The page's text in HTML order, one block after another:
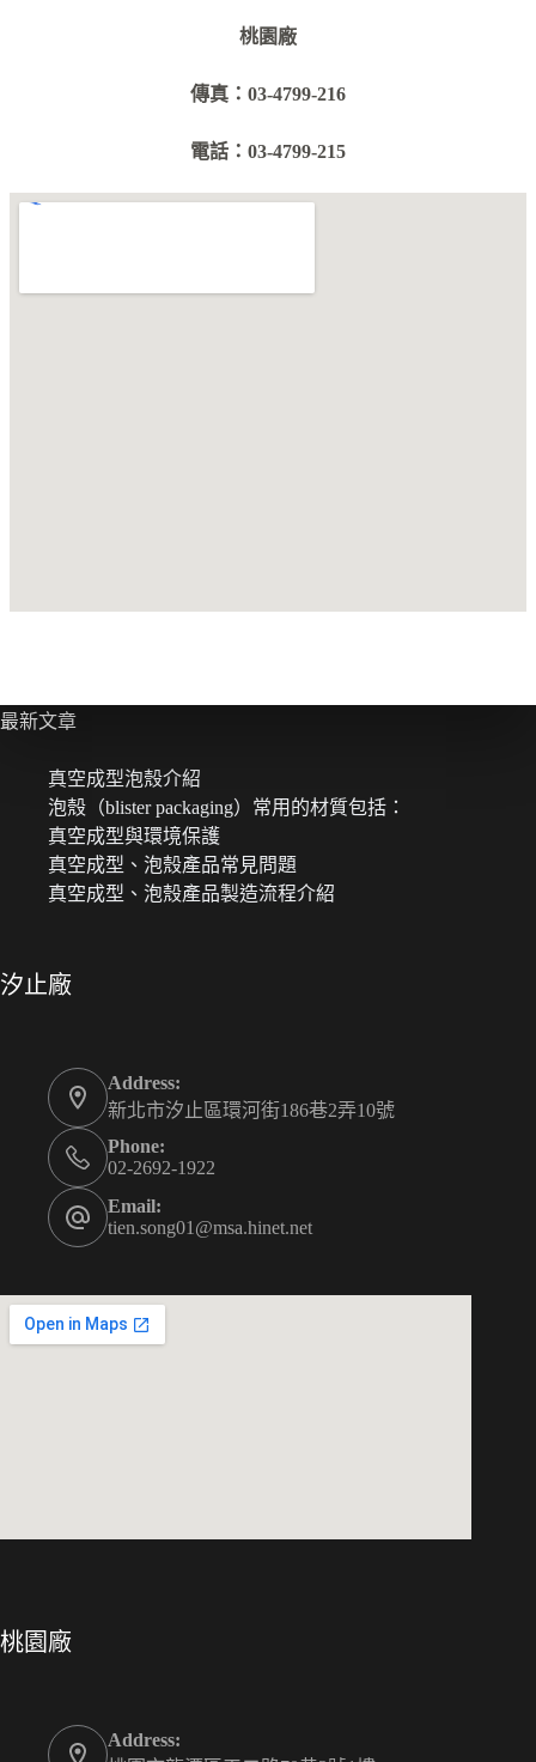
桃園廠
傳真：03-4799-216
電話：03-4799-215
最新文章
真空成型泡殼介紹
泡殼（blister packaging）常用的材質包括：
真空成型與環境保護
真空成型、泡殼產品常見問題
真空成型、泡殼產品製造流程介紹
汐止廠
Address:
新北市汐止區環河街186巷2弄10號
Phone:
02-2692-1922
Email:
tien.song01@msa.hinet.net
桃園廠
Address: